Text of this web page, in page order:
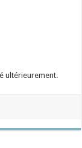
ultérieurement.